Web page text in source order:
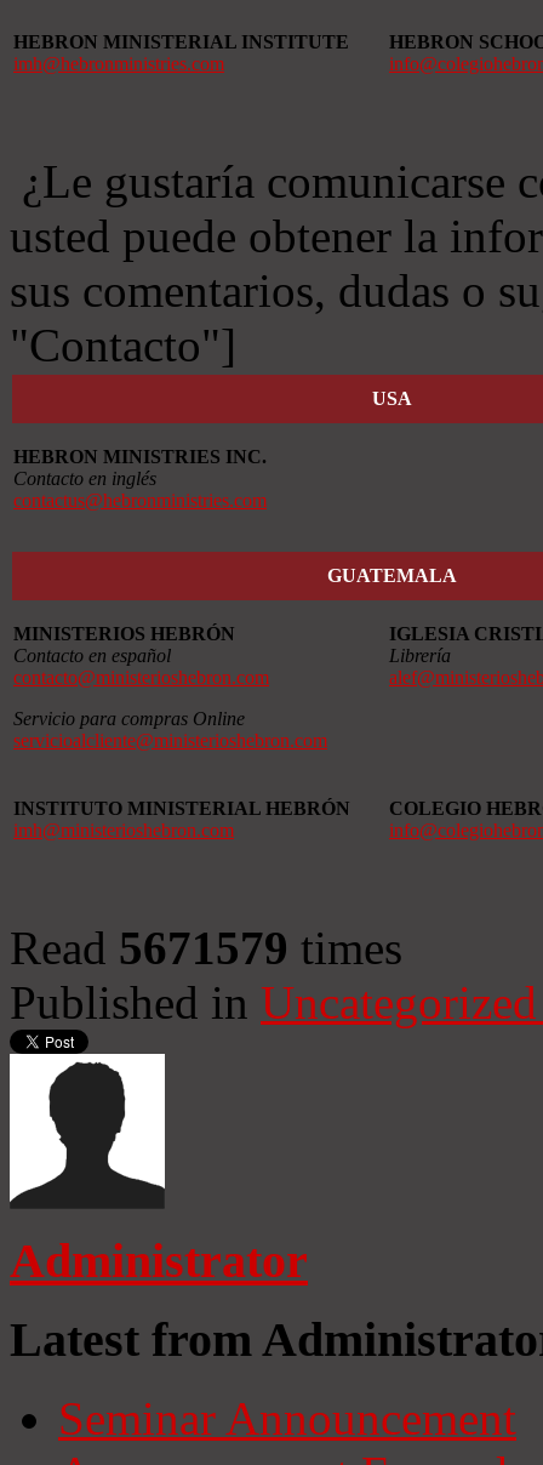
HEBRON MINISTERIAL INSTITUTE
imh@hebronministries.com
HEBRON
¿Le gustaría comunicarse
usted puede obtener la
sus comentarios, dudas o
"Contacto"]
USA
HEBRON MINISTRIES INC.
Contacto en inglés
contactus@hebronministries.com
GUATEMALA
MINISTERIOS HEBRÓN
Contacto en español
contacto@ministerioshebron.com
Servicio para compras Online
servicioalcliente@ministerioshebron.com
IGLESIA
Librería
INSTITUTO MINISTERIAL HEBRÓN
imh@ministerioshebron.com
COLEGIO
Read 5671579 times
Published in
Administrator
Latest from
Seminar Announcement